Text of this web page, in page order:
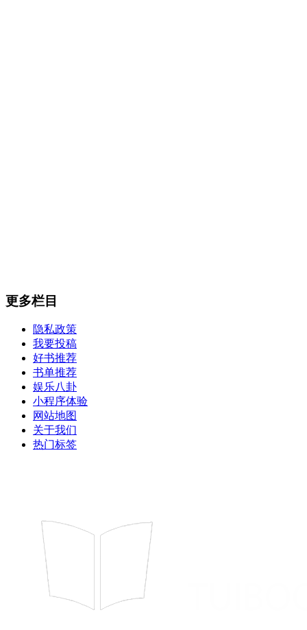
更多栏目
隐私政策
我要投稿
好书推荐
书单推荐
娱乐八卦
小程序体验
网站地图
关于我们
热门标签